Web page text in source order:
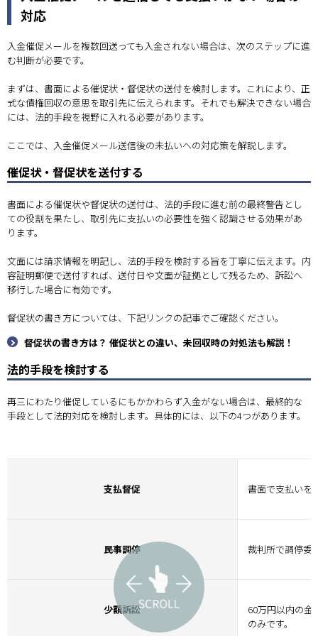
対応
入金催促メールを複数回送っても入金されない場合は、次のステップに進
む判断が必要です。
まずは、書面による催促状・督促状の送付を検討します。これにより、正
式な債権回収の意思を取引先に伝えられます。それでも解決できない場合
には、法的手段を視野に入れる必要があります。
ここでは、入金催促メール送信後の未払いへの対応策を解説します。
催促状・督促状を送付する
書面による催促状や督促状の送付は、法的手段に進む前の最終警告とし
ての役割を果たし、取引先に支払いの必要性を強く認識させる効果があ
ります。
文面には請求情報を明記し、法的手段を検討する旨を丁寧に伝えます。内
容証明郵便で送付すれば、送付日や文面が証拠として残るため、訴訟へ
移行した場合に有効です。
督促状の書き方については、下記リンクの記事でご確認ください。
督促状の書き方は？ 催促状との違い、未回収時の対処法も解説！
法的手段を検討する
再三にわたり催促しているにもかかわらず入金がない場合は、最終的な
手段として法的対応を検討します。具体的には、以下の4つがあります。
支払督促 書面で支払いを
民事調停 裁判所で調停委
少額訴訟
60万円以内の金
のみです。